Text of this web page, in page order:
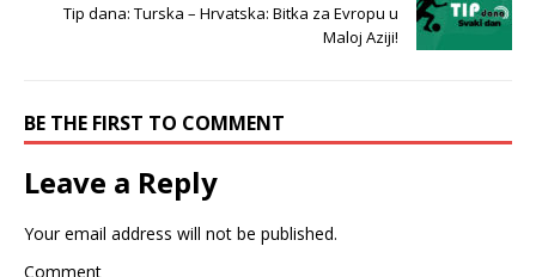
Tip dana: Turska – Hrvatska: Bitka za Evropu u
Maloj Aziji!
BE THE FIRST TO COMMENT
Leave a Reply
Your email address will not be published.
Comment